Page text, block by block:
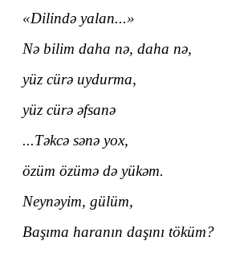
«Dilində yalan...»
Nə bilim daha nə, daha nə,
yüz cürə uydurma,
yüz cürə əfsanə
...Təkcə sənə yox,
özüm özümə də yükəm.
Neynəyim, gülüm,
Başıma haranın daşını töküm?